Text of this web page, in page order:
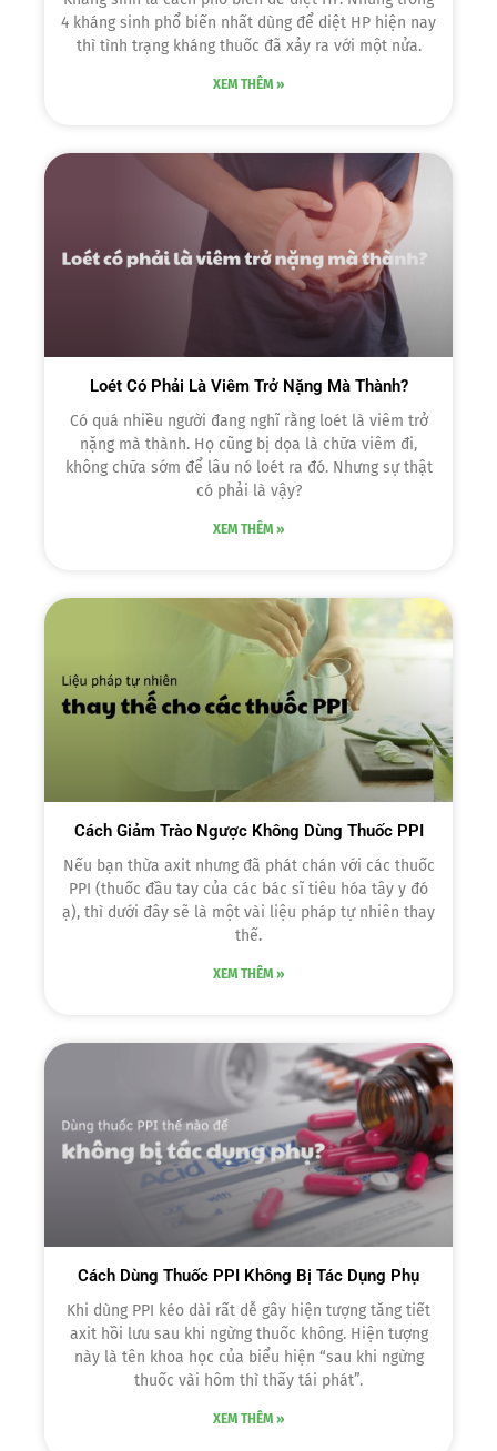
4 kháng sinh phổ biến nhất dùng để diệt HP hiện nay
thì tình trạng kháng thuốc đã xảy ra với một nửa.
XEM THÊM »
Loét Có Phải Là Viêm Trở Nặng Mà Thành?
Có quá nhiều người đang nghĩ rằng loét là viêm trở
nặng mà thành. Họ cũng bị dọa là chữa viêm đi,
không chữa sớm để lâu nó loét ra đó. Nhưng sự thật
có phải là vậy?
XEM THÊM »
Cách Giảm Trào Ngược Không Dùng Thuốc PPI
Nếu bạn thừa axit nhưng đã phát chán với các thuốc
PPI (thuốc đầu tay của các bác sĩ tiêu hóa tây y đó
ạ), thì dưới đây sẽ là một vài liệu pháp tự nhiên thay
thế.
XEM THÊM »
Cách Dùng Thuốc PPI Không Bị Tác Dụng Phụ
Khi dùng PPI kéo dài rất dễ gây hiện tượng tăng tiết
axit hồi lưu sau khi ngừng thuốc không. Hiện tượng
này là tên khoa học của biểu hiện “sau khi ngừng
thuốc vài hôm thì thấy tái phát”.
XEM THÊM »